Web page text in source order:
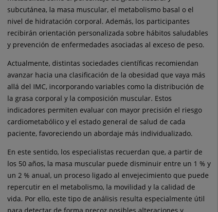
subcutánea, la masa muscular, el metabolismo basal o el
nivel de hidratación corporal. Además, los participantes
recibirán orientación personalizada sobre hábitos saludables
y prevención de enfermedades asociadas al exceso de peso.
Actualmente, distintas sociedades científicas recomiendan
avanzar hacia una clasificación de la obesidad que vaya más
allá del IMC, incorporando variables como la distribución de
la grasa corporal y la composición muscular. Estos
indicadores permiten evaluar con mayor precisión el riesgo
cardiometabólico y el estado general de salud de cada
paciente, favoreciendo un abordaje más individualizado.
En este sentido, los especialistas recuerdan que, a partir de
los 50 años, la masa muscular puede disminuir entre un 1 % y
un 2 % anual, un proceso ligado al envejecimiento que puede
repercutir en el metabolismo, la movilidad y la calidad de
vida. Por ello, este tipo de análisis resulta especialmente útil